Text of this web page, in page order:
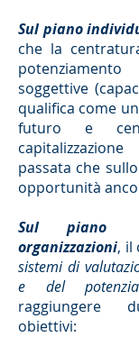
Sul piano
che la
soggettive
qualifica come
futuro e
passata che
opportunità
Sul piano
organizzazioni, il
sistemi di
e del
raggiungere
obiettivi: